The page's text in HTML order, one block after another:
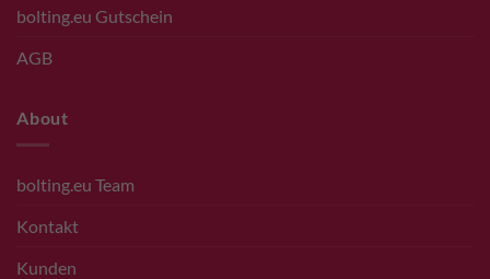
bolting.eu Gutschein
AGB
About
bolting.eu Team
Kontakt
Kunden